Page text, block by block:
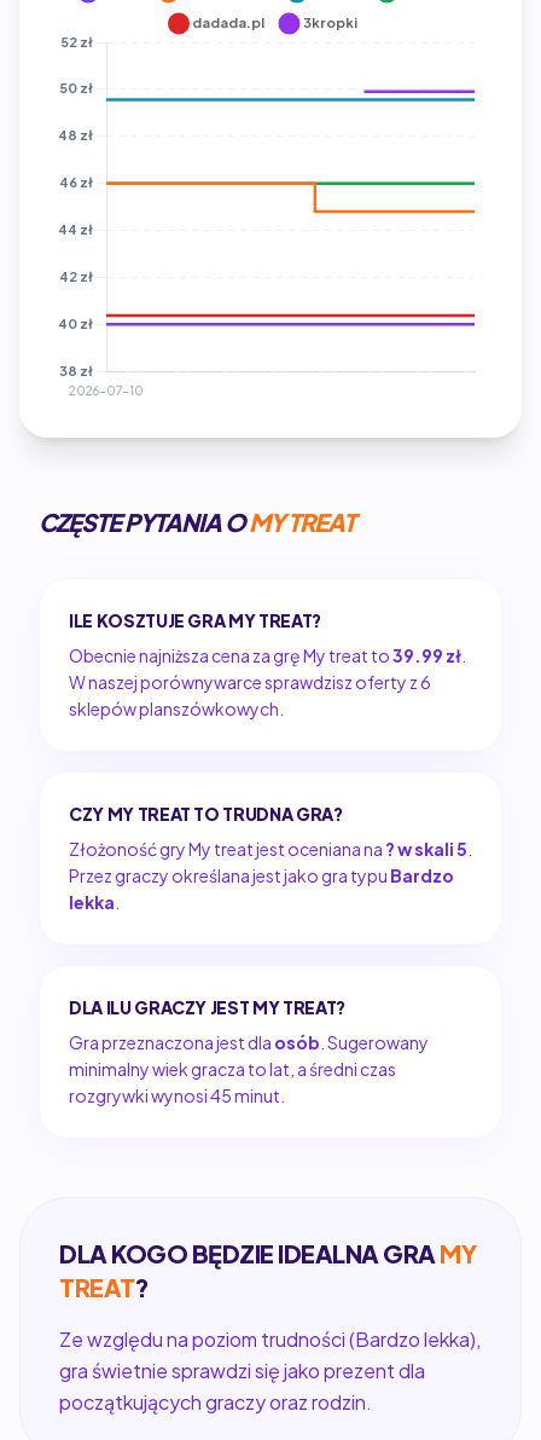
CZĘSTE PYTANIA OMY TREAT
ILE KOSZTUJE GRA MY TREAT?
Obecnie najniższa cena za grę My treat to39.99 zł
W naszej porównywarce sprawdzisz oferty z 6
sklepów planszówkowych.
CZY MY TREAT TO TRUDNA GRA?
Złożoność gry My treat jest oceniana na ? w skali 5
Przez graczy określana jest jako gra typu Bardzo
lekka
DLA ILU GRACZY JEST MY TREAT?
Gra przeznaczona jest dla osób . Sugerowany
minimalny wiek gracza to lat, a średni czas
rozgrywki wynosi 45 minut.
DLA KOGO BĘDZIE IDEALNA GRA MY
TREAT?
Ze względu na poziom trudności (Bardzo lekka),
gra świetnie sprawdzi się jako prezent dla
początkujących graczy oraz rodzin.